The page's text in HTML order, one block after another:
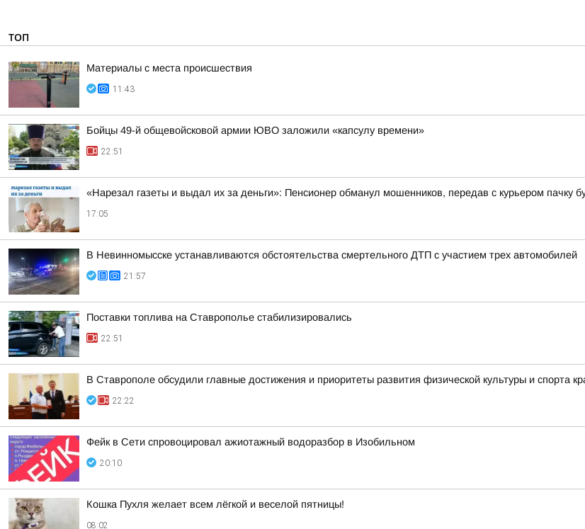
ТОП
Материалы с места происшествия
11:43
Бойцы 49-й общевойсковой армии ЮВО заложили «капсулу времени»
22:51
«Нарезал газеты и выдал их за деньги»: Пенсионер обманул мошенников, передав с курьером пачку
17:05
В Невинномысске устанавливаются обстоятельства смертельного ДТП с участием трех автомобилей
21:57
Поставки топлива на Ставрополье стабилизировались
22:51
В Ставрополе обсудили главные достижения и приоритеты развития физической культуры и спорта
22:22
Фейк в Сети спровоцировал ажиотажный водоразбор в Изобильном
20:10
Кошка Пухля желает всем лёгкой и веселой пятницы!
08:02